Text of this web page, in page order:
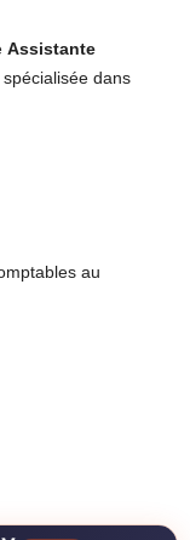
Assistante
dans
au